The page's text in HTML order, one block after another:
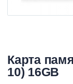
Карта
10) 16GB